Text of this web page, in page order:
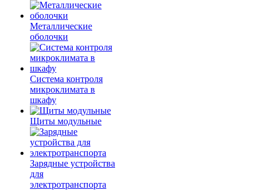
Металлические
оболочки
Система контроля
микроклимата в
шкафу
Щиты модульные
Зарядные устройства
для
электротранспорта